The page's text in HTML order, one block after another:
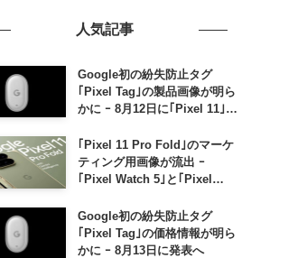
人気記事
Google初の紛失防止タグ
｢Pixel Tag｣の製品画像が明ら
かに ｰ 8月12日に｢Pixel 11｣な
｢Pixel 11 Pro Fold｣のマーケ
ティング用画像が流出 ｰ
｢Pixel Watch 5｣と｢Pixel
も
Google初の紛失防止タグ
｢Pixel Tag｣の価格情報が明ら
かに ｰ 8月13日に発表へ